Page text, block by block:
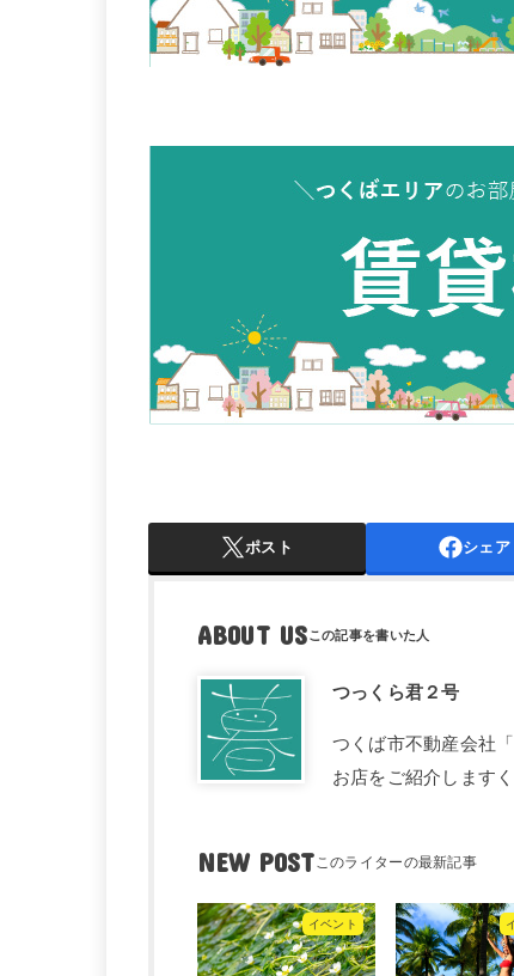
ポスト シェア
ABOUT US
つっくら君２号
つくば市不動産会社
お店をご紹介しますく
NEW POST
イベント